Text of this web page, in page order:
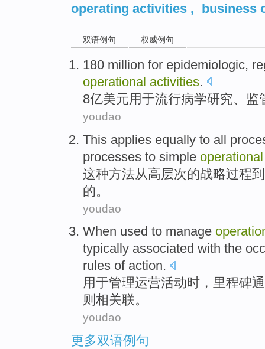
operating activities , business
双语例句 权威例句
180 million for epidemiologic,
operational activities.
8亿美元用于流行病学研究、 监
youdao
This applies equally to all
processes to simple operational
这种方法从高层次的战略过程到
的。
youdao
When used to manage
typically associated with the
rules of action.
用于管理运营活动时 ， 里程碑
则 相关联。
youdao
更多双语例句